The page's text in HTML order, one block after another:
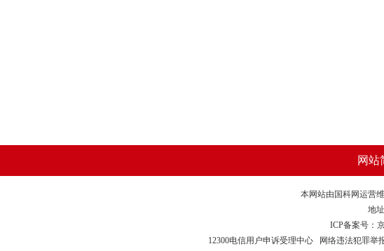
网站
本网站由 国科网运营
地
ICP备案号：
12300电信用户申诉受理中心
网络违法犯罪举